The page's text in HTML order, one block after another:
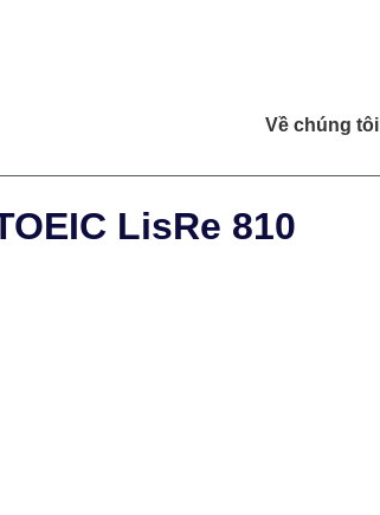
Về chúng tôi
LisRe 810